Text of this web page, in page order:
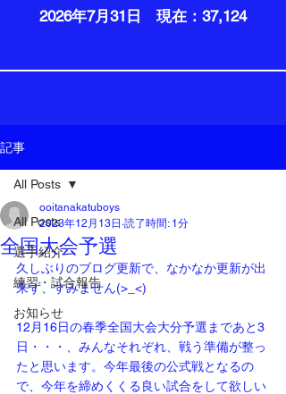
2026年7月31日 現在：37,124
記事
All Posts
選手紹介
練習・試合報告
お知らせ
All Posts
全国大会予選
ooitanakatuboys
2023年12月13日 読了時間: 1分
久しぶりのブログ更新で、なかなか更新が出
来ず、すみません(>_<)
12月16日の春季全国大会大分予選まであと3
日・・・、みんなそれぞれ、戦う準備が整っ
たと思います。今年最後の公式戦となるの
で、今年を締めくくる良い試合をして欲しい